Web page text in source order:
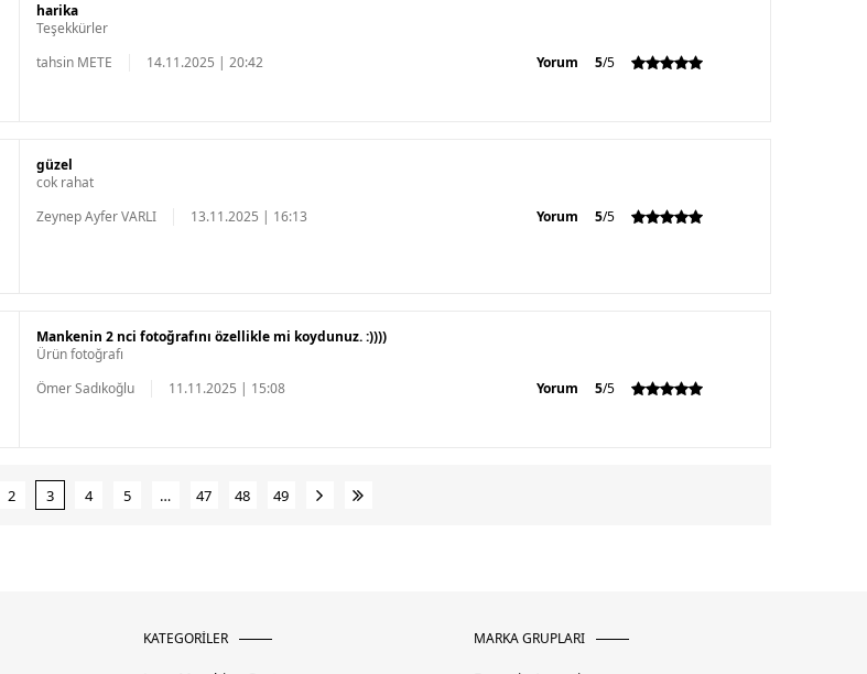
harika
Teşekkürler
tahsin METE
14.11.2025 | 20:42 Yorum 5/5
güzel
cok rahat
Zeynep Ayfer VARLI
13.11.2025 | 16:13 Yorum 5/5
Mankenin 2 nci fotoğrafını özellikle mi koydunuz. :))))
Ürün fotoğrafı
Ömer Sadıkoğlu
11.11.2025 | 15:08 Yorum 5/5
2 3 4 5 … 47 48 49
KATEGORİLER MARKA GRUPLARI